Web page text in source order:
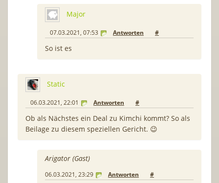
Major
07.03.2021, 07:53 Antworten #
So ist es
Static
06.03.2021, 22:01 Antworten #
Ob als Nächstes ein Deal zu Kimchi kommt? So als
Beilage zu diesem speziellen Gericht. 😉
Arigator (Gast)
06.03.2021, 23:29 Antworten #